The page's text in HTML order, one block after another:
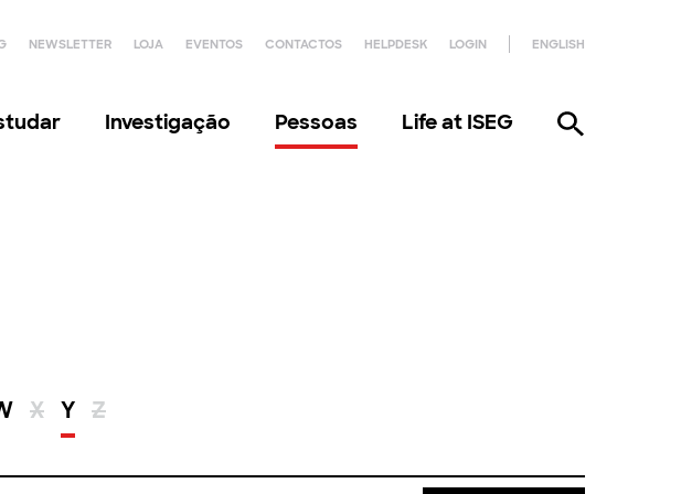
NEWSLETTER LOJA EVENTOS CONTACTOS HELPDESK LOGIN ENGLISH
Investigação Pessoas Life at ISEG
X Y Z